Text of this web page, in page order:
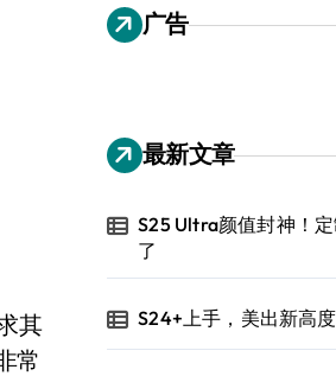
常
广告
最新文章
S25 Ultra颜值封神！
了
S24+上手，美出新高度